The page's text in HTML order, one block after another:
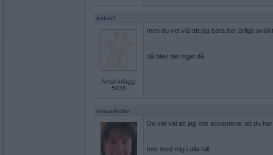
åskarl
Antal inlägg:
5826
men du vet väl att jag bara har ärliga
då blev det inget då
olausdotter
Du vet väl att jag inte accepterar att du
Inte med mig i alla fall